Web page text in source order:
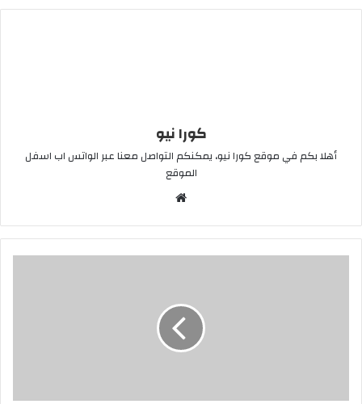
كورا نيو
أهلا بكم في موقع كورا نيو، يمكنكم التواصل معنا عبر الواتس اب اسفل
الموقع